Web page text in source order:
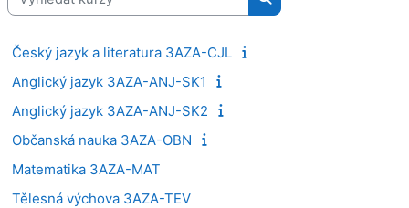
Vyhledat kurzy
Český jazyk a literatura 3AZA-CJL
Anglický jazyk 3AZA-ANJ-SK1
Anglický jazyk 3AZA-ANJ-SK2
Občanská nauka 3AZA-OBN
Matematika 3AZA-MAT
Tělesná výchova 3AZA-TEV